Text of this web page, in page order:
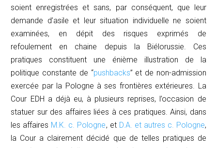
soient enregistrées et sans, par conséquent, que leur
demande d’asile et leur situation individuelle ne soient
examinées, en dépit des risques exprimés de
refoulement en chaine depuis la Biélorussie. Ces
pratiques constituent une énième illustration de la
politique constante de “pushbacks” et de non-admission
exercée par la Pologne à ses frontières extérieures. La
Cour EDH a déjà eu, à plusieurs reprises, l’occasion de
statuer sur des affaires liées à ces pratiques. Ainsi, dans
les affaires M.K. c. Pologne, et D.A. et autres c. Pologne,
la Cour a clairement décidé que de telles pratiques de